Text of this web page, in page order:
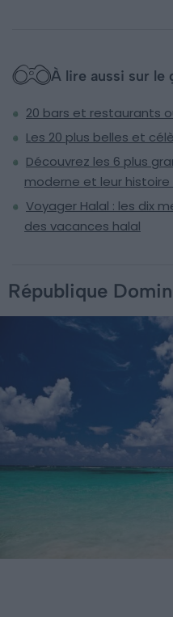
À lire aussi sur le
20 bars et restaurants
Les 20 plus belles et
Découvrez les 6 plus
moderne et leur
Voyager Halal : les dix
des vacances halal
République